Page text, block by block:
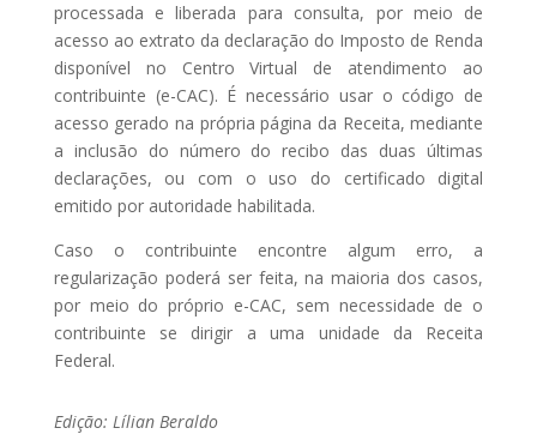
processada e liberada para consulta, por meio de
acesso ao extrato da declaração do Imposto de Renda
disponível no Centro Virtual de atendimento ao
contribuinte (e-CAC). É necessário usar o código de
acesso gerado na própria página da Receita, mediante
a inclusão do número do recibo das duas últimas
declarações, ou com o uso do certificado digital
emitido por autoridade habilitada.
Caso o contribuinte encontre algum erro, a
regularização poderá ser feita, na maioria dos casos,
por meio do próprio e-CAC, sem necessidade de o
contribuinte se dirigir a uma unidade da Receita
Federal.
Edição: Lílian Beraldo